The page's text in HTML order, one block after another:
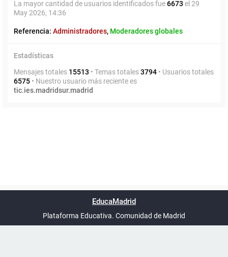
La mayor cantidad de usuarios identificados fue6673 el 29
May 2026, 14:36
Referencia: Administradores, Moderadores globales
Estadísticas
Mensajes totales 15513 • Temas totales3794 • Usuarios totales
6575 • Nuestro usuario más reciente es
tic.ies.madridsur.madrid
UTC+02:00
phpBB España
EducaMadrid
Plataforma Educativa. Comunidad de Madrid